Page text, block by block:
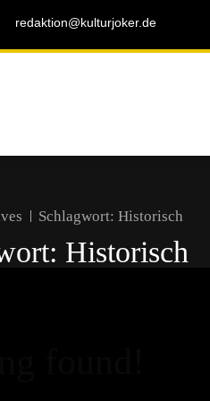
redaktion@kulturjoker.de
Schlagwort: Historisch
Historisch